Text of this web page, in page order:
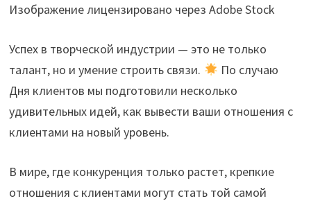
Изображение лицензировано через Adobe Stock
Успех в творческой индустрии — это не только
талант, но и умение строить связи.
По случаю
Дня клиентов мы подготовили несколько
удивительных идей, как вывести ваши отношения с
клиентами на новый уровень.
В мире, где конкуренция только растет, крепкие
отношения с клиентами могут стать той самой